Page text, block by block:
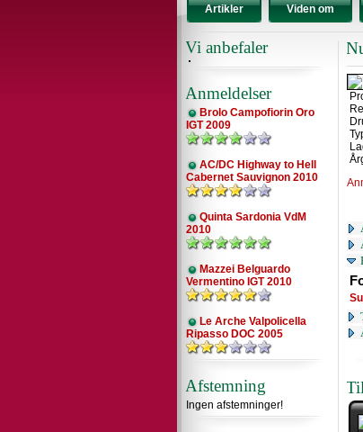
Artikler Viden om
Vi anbefaler
Anmeldelser
Brolo Campofiorin Oro
IGT 2009
AC/DC Highway to Hell
Cabernet Sauvignon 2010
Quinta Sardonia VdM
2010
Mazzei Belguardo
Vermentino IGT 2010
Le Arche Valpolicella
Ripasso DOC 2005
Afstemning
Ingen afstemninger!